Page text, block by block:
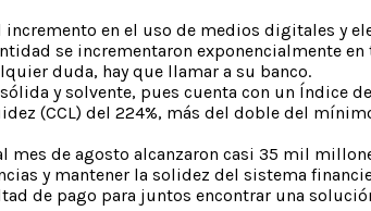
en el uso de medios digitales y
se incrementaron exponencialmente
duda, hay que llamar a su banco.
y solvente, pues cuenta con un Índice
(CCL) del 224%, más del doble del
de agosto alcanzaron casi 35 mil
y mantener la solidez del sistema
de pago para juntos encontrar una